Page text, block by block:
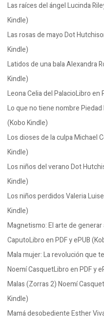
Las raíces del ángel Lucinda
Kindle)
Las rosas de mayo Dot
Kindle)
Latidos de una bala Alexandra
Kindle)
Leona Celia del PalacioLibro en
Lo que no tiene nombre Piedad
(Kobo Kindle)
Los dioses de la culpa Michael
Kindle)
Los niños del verano Dot
Kindle)
Los niños perdidos Valeria
Kindle)
Magnetismo: El arte de
CaputoLibro en PDF y ePUB
Mala mujer: La revolución que
Noemí CasquetLibro en PDF y
Malas (Zorras 2) Noemí
Kindle)
Mamá desobediente Esther